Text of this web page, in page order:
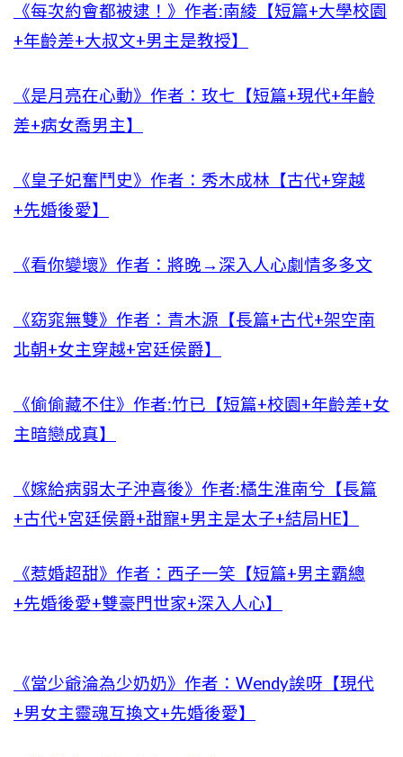
《每次約會都被逮！》作者:南綾【短篇+大學校園
+年齡差+大叔文+男主是教授】
《是月亮在心動》作者：玫七【短篇+現代+年齡
差+病女喬男主】
《皇子妃奮鬥史》作者：秀木成林【古代+穿越
+先婚後愛】
《看你變壞》作者：將晚→深入人心劇情多多文
《窈窕無雙》作者：青木源【長篇+古代+架空南
北朝+女主穿越+宮廷侯爵】
《偷偷藏不住》作者:竹已【短篇+校園+年齡差+女
主暗戀成真】
《嫁給病弱太子沖喜後》作者:橘生淮南兮【長篇
+古代+宮廷侯爵+甜寵+男主是太子+結局HE】
《惹婚超甜》作者：西子一笑【短篇+男主霸總
+先婚後愛+雙豪門世家+深入人心】
《當少爺淪為少奶奶》作者：Wendy誒呀【現代
+男女主靈魂互換文+先婚後愛】